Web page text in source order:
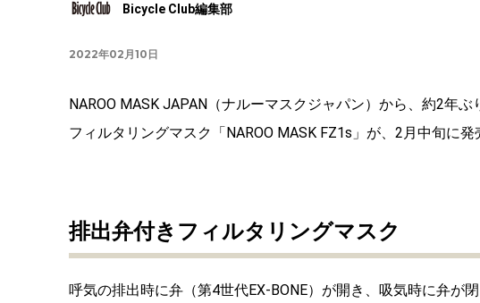
Bicycle Club編集部
2022年02月10日
NAROO MASK JAPAN（ナルーマスクジャパン）から、約2年
フィルタリングマスク「NAROO MASK FZ1s」が、2月中旬に
排出弁付きフィルタリングマスク
呼気の排出時に弁（第4世代EX-BONE）が開き、吸気時に弁が